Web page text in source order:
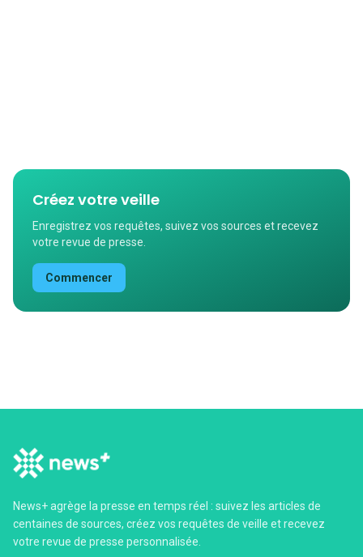
Créez votre veille
Enregistrez vos requêtes, suivez vos sources et recevez
votre revue de presse.
Commencer
News+ agrège la presse en temps réel : suivez les articles de
centaines de sources, créez vos requêtes de veille et recevez
votre revue de presse personnalisée.